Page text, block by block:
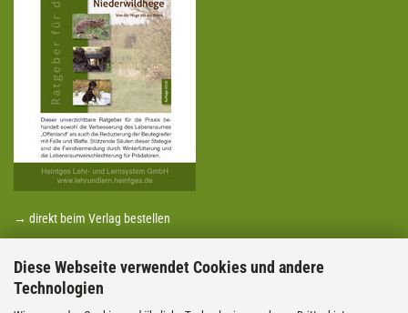
Diese Webseite verwendet Cookies und andere
Technologien
→ direkt beim Verlag bestellen